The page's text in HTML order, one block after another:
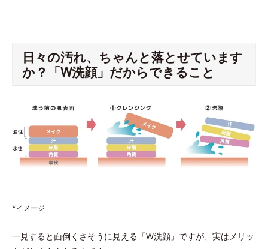
日々の汚れ、ちゃんと落とせています
か？「W洗顔」だからできること
*イメージ
一見すると面倒くさそうに見える「W洗顔」ですが、実はメリッ